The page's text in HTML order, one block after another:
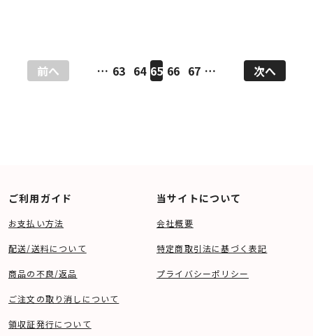
前へ … 63 64 65 66 67 … 次へ
ご利用ガイド
お支払い方法
配送/送料について
商品の不良/返品
ご注文の取り消しについて
領収証発行について
当サイトについて
会社概要
特定商取引法に基づく表記
プライバシーポリシー